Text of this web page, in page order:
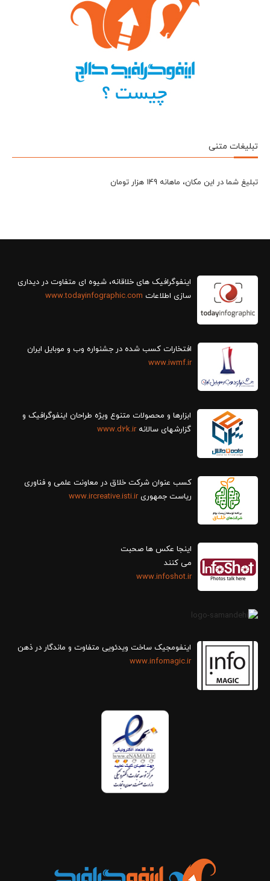
تبلیغات متنی
تبلیغ شما در این مکان، ماهانه 149 هزار تومان
سازی اطلاعات www.todayinfographic.com
افتخارات کسب شده در جشنواره وب و موبایل ایران
www.iwmf.ir
ابزارها و محصولات متنوع ویژه طراحان اینفوگرافیک و
گزارش‎های سالانه
www.d2k.ir
کسب عنوان شرکت خلاق در معاونت علمی و فناوری
ریاست جمهوریwww.ircreative.isti.ir
اینجا عکس ها صحبت
می کنند
www.infoshot.ir
اینفومجیک ساخت ویدئویی متفاوت و ماندگار در ذهن
www.infomagic.ir